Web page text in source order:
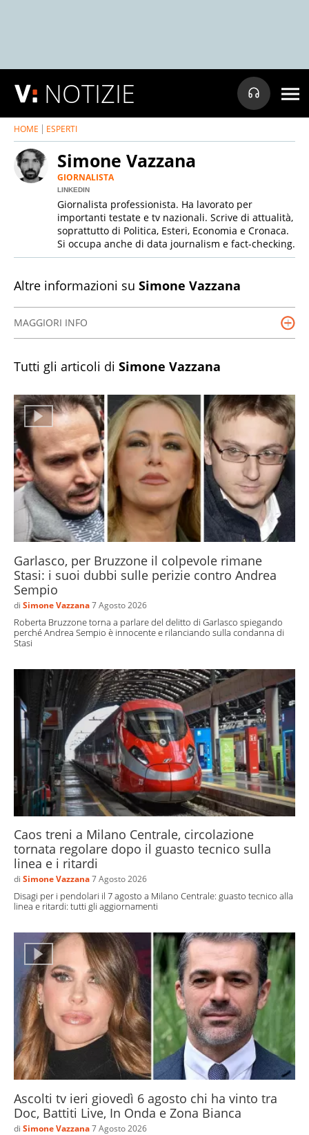
NOTIZIE
HOME ESPERTI
Simone Vazzana
GIORNALISTA
LINKEDIN
Giornalista professionista. Ha lavorato per
importanti testate e tv nazionali. Scrive di attualità,
soprattutto di Politica, Esteri, Economia e Cronaca.
Si occupa anche di data journalism e fact-checking.
Altre informazioni su Simone Vazzana
MAGGIORI INFO
Luogo di nascita : Torino
Tutti gli articoli di Simone Vazzana
Garlasco, per Bruzzone il colpevole rimane
Stasi: i suoi dubbi sulle perizie contro Andrea
Sempio
di Simone Vazzana7 Agosto 2026
Roberta Bruzzone torna a parlare del delitto di Garlasco spiegando
perché Andrea Sempio è innocente e rilanciando sulla condanna di
Stasi
Caos treni a Milano Centrale, circolazione
tornata regolare dopo il guasto tecnico sulla
linea e i ritardi
di Simone Vazzana7 Agosto 2026
Disagi per i pendolari il 7 agosto a Milano Centrale: guasto tecnico alla
linea e ritardi: tutti gli aggiornamenti
Ascolti tv ieri giovedì 6 agosto chi ha vinto tra
Doc, Battiti Live, In Onda e Zona Bianca
di Simone Vazzana7 Agosto 2026